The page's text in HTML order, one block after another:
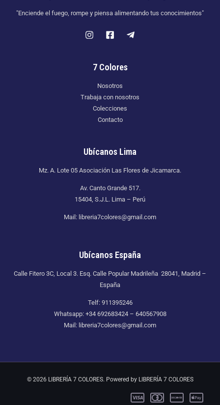
"Enciende el fuego, rompe y piensa alimentando tus conocimientos"
7 Colores
Nosotros
Trabaja con nosotros
Colecciones
Contacto
Ubícanos Lima
Mz. A. Lote 05 Asociación Las Flores de Jicamarca.
Av. Canto Grande 517.
15404, S.J.L. Lima – Perú
Mail: libreria7colores@gmail.com
Ubícanos España
Calle Fitero 3C, Local 3. Esq. Calle Popular Madrileña 28041, Madrid –
España
Telf: 911395246
Whatsapp: +34 692683424 – 640567908
Mail: libreria7colores@gmail.com
© 2026 LIBRERÍA 7 COLORES. Powered by LIBRERÍA 7 COLORES